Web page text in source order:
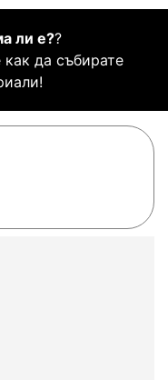
ли е??
да събирате